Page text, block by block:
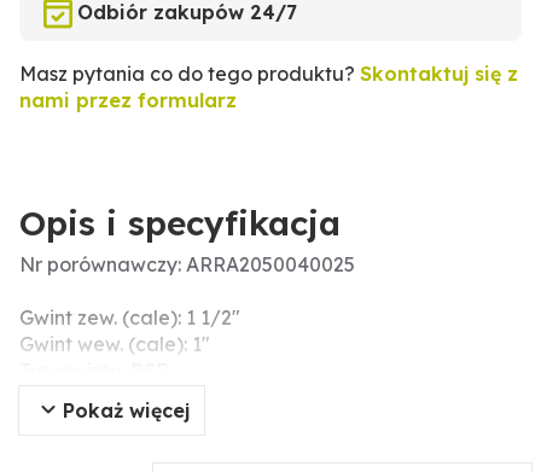
Odbiór zakupów 24/7
Masz pytania co do tego produktu? Skontaktuj się z
nami przez formularz
Opis i specyfikacja
Nr porównawczy: ARRA2050040025
Gwint zew. (cale): 1 1/2"
Gwint wew. (cale): 1"
Materiał: Mosiądz
Dodatkowe informacje: BSP-Gewinde
Pokaż więcej